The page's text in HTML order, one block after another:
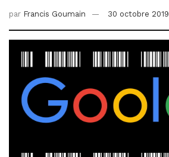
par Francis Goumain 30 octobre 2019